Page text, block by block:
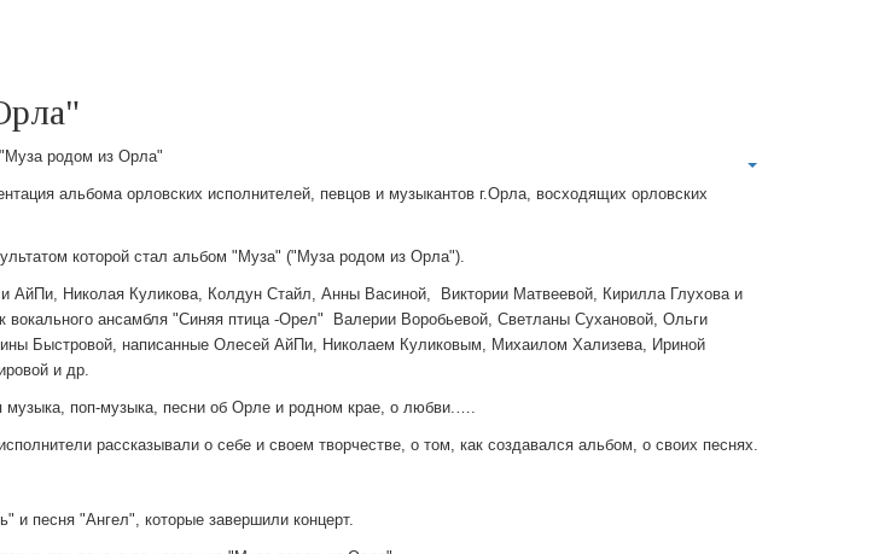
родом из Орла"
альбома орловских исполнителей, певцов и музыкантов г.Орла, восходящих орловских
которой стал альбом "Муза" ("Муза родом из Орла").
АйПи, Николая Куликова, Колдун Стайл, Анны Васиной, Виктории Матвеевой, Кирилла Глухова и
ансамбля "Синяя птица -Орел" Валерии Воробьевой, Светланы Сухановой, Ольги
Быстровой, написанные Олесей АйПи, Николаем Куликовым, Михаилом Хализева, Ириной
и др.
музыка, поп-музыка, песни об Орле и родном крае, о любви.….
рассказывали о себе и своем творчестве, о том, как создавался альбом, о своих песнях.
песня "Ангел", которые завершили концерт.